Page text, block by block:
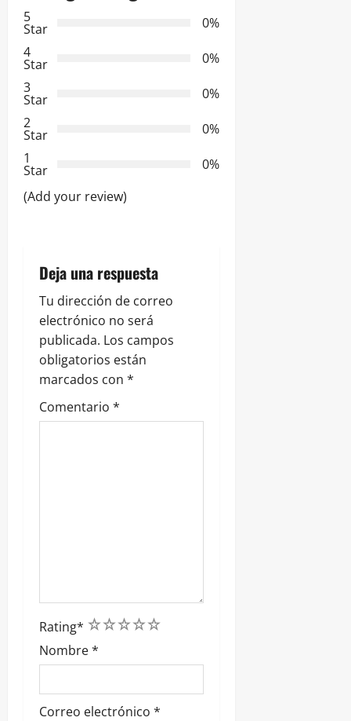
i
ó
n
d
e
e
t
r
a
d
a
5
Star
0%
4
Star
0%
3
Star
0%
2
Star
0%
1
Star
0%
(Add your review)
Deja una respuesta
Tu dirección de correo
electrónico no será
publicada. Los campos
obligatorios están
marcados con *
Comentario *
Rating* 5
4
3
2
1
Nombre*
Correo electrónico *